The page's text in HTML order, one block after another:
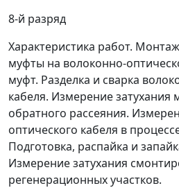
8-й разряд
Характеристика работ.
муфты на волоконно-
муфт. Разделка и сварка
кабеля. Измерение
обратного рассеяния.
оптического кабеля в
Подготовка, распайка и
Измерение затухания
регенерационных участков.